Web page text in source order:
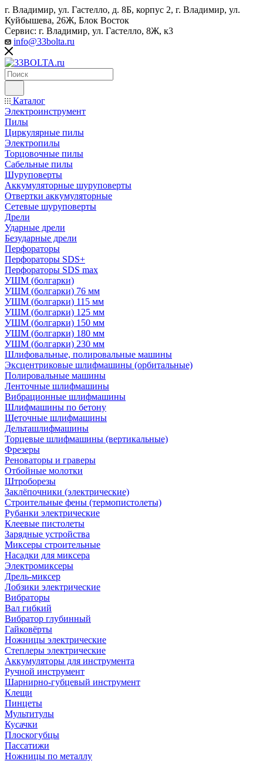
г. Владимир, ул. Гастелло, д. 8Б, корпус 2, г. Владимир, ул. ​
Куйбышева, 26Ж, Блок Восток
Сервис: г. Владимир, ул. Гастелло, 8Ж, к3
info@33bolta.ru
Каталог
Электроинструмент
Пилы
Циркулярные пилы
Электропилы
Торцовочные пилы
Сабельные пилы
Шуруповерты
Аккумуляторные шуруповерты
Отвертки аккумуляторные
Сетевые шуруповерты
Дрели
Ударные дрели
Безударные дрели
Перфораторы
Перфораторы SDS+
Перфораторы SDS max
УШМ (болгарки)
УШМ (болгарки) 76 мм
УШМ (болгарки) 115 мм
УШМ (болгарки) 125 мм
УШМ (болгарки) 150 мм
УШМ (болгарки) 180 мм
УШМ (болгарки) 230 мм
Шлифовальные, полировальные машины
Эксцентриковые шлифмашины (орбитальные)
Полировальные машины
Ленточные шлифмашины
Вибрационные шлифмашины
Шлифмашины по бетону
Щеточные шлифмашины
Дельташлифмашины
Торцевые шлифмашины (вертикальные)
Фрезеры
Реноваторы и граверы
Отбойные молотки
Штроборезы
Заклёпочники (электрические)
Строительные фены (термопистолеты)
Рубанки электрические
Клеевые пистолеты
Зарядные устройства
Миксеры строительные
Насадки для миксера
Электромиксеры
Дрель-миксер
Лобзики электрические
Вибраторы
Вал гибкий
Вибратор глубинный
Гайковёрты
Ножницы электрические
Степлеры электрические
Аккумуляторы для инструмента
Ручной инструмент
Шарнирно-губцевый инструмент
Клещи
Пинцеты
Мультитулы
Кусачки
Плоскогубцы
Пассатижи
Ножницы по металлу